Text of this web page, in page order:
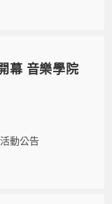
幕 音樂學院
活動公告